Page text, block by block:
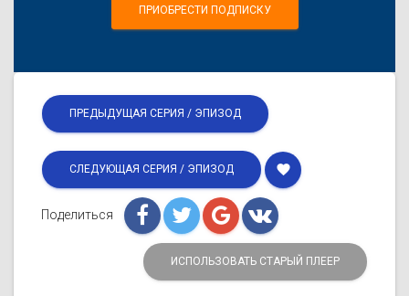
ПРИОБРЕСТИ ПОДПИСКУ
ПРЕДЫДУЩАЯ СЕРИЯ / ЭПИЗОД
СЛЕДУЮЩАЯ СЕРИЯ / ЭПИЗОД favorite
Поделиться
ИСПОЛЬЗОВАТЬ СТАРЫЙ ПЛЕЕР